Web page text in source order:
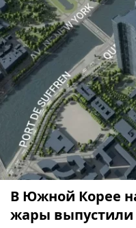
В Южной Корее
жары